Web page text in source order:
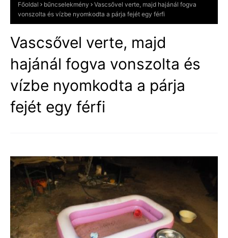
Főoldal bűncselekmény
Vascsővel verte, majd hajánál fogva
vonszolta és vízbe nyomkodta a párja fejét egy férfi
Vascsővel verte, majd
hajánál fogva vonszolta és
vízbe nyomkodta a párja
fejét egy férfi